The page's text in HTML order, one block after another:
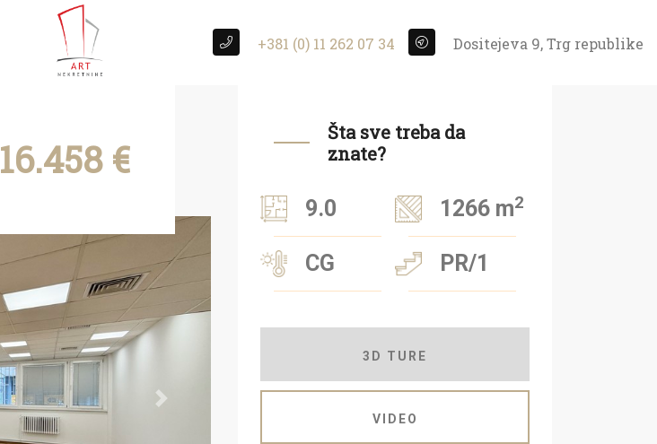
+381 (0) 11 262 07 34 Dositejeva 9, Trg republike
16.458 €
Next
Šta sve treba da
znate?
9.0 1266 m2
CG PR/1
3D TURE
VIDEO